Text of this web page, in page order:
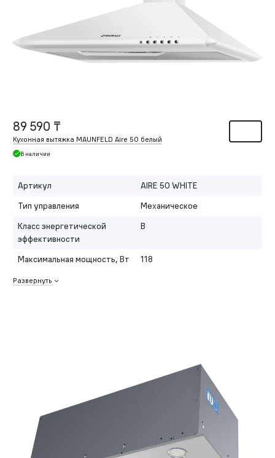
89 590 ₸
Кухонная вытяжка MAUNFELD Aire 50 белый
В наличии
Артикул
AIRE 50 WHITE
Тип управления
Механическое
Класс энергетической
эффективности
B
Максимальная мощность, Вт 118
Развернуть